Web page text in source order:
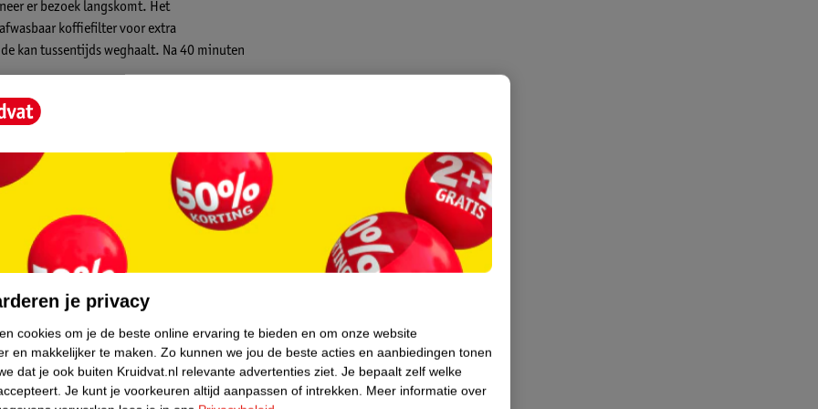
er bezoek langskomt. Het
koffiefilter voor extra
kan tussentijds weghaalt. Na 40 minuten
zwart met roestvrijstalen details. Dankzij
Met een vermogen van 750 watt is het
De glazen koffiekan is eenvoudig schoon
je privacy
cookies om je de beste online ervaring te bieden en om onze website
en makkelijker te maken. Zo kunnen we jou de beste acties en aanbiedingen tonen
dat je ook buiten Kruidvat.nl relevante advertenties ziet. Je bepaalt zelf welke
Je kunt je voorkeuren altijd aanpassen of intrekken. Meer informatie over